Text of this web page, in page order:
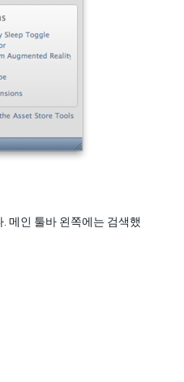
메인 툴바 왼쪽에는 검색했